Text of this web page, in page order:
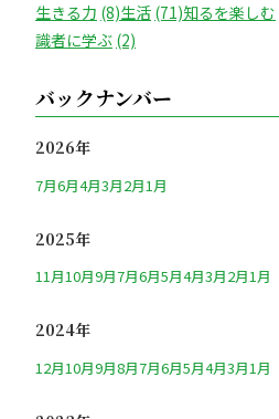
生きる力 (8)生活 (71)知るを楽しむ
識者に学ぶ (2)
バックナンバー
2026年
7月6月4月3月2月1月
2025年
11月10月9月7月6月5月4月3月2月1月
2024年
12月10月9月8月7月6月5月4月3月1月